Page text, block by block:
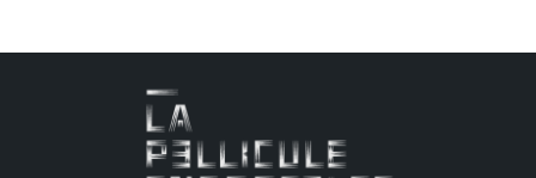
les joies d’un combat syndical au quotidien qui a changé sa
vie, la révélant aux autres et à elle-même. Parce qu’une
société nouvelle est en jeu…